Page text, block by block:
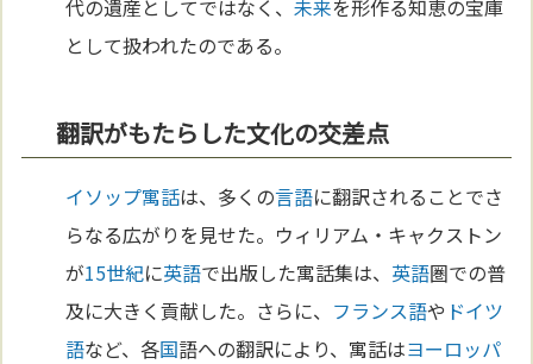
代の遺産としてではなく、未来を形作る知恵の宝庫
として扱われたのである。
翻訳がもたらした文化の交差点
イソップ寓話は、多くの言語に翻訳されることでさ
らなる広がりを見せた。ウィリアム・キャクストン
が15世紀に英語で出版した寓話集は、 英語圏での普
及に大きく貢献した。さらに、 フランス語や ドイツ
語など、各国語への翻訳により、寓話はヨーロッパ